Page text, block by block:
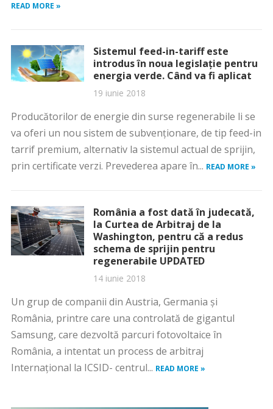
READ MORE »
Sistemul feed-in-tariff este
introdus în noua legislaţie pentru
energia verde. Când va fi aplicat
19 iunie 2018
Producătorilor de energie din surse regenerabile li se
va oferi un nou sistem de subvenţionare, de tip feed-in
tarrif premium, alternativ la sistemul actual de sprijin,
prin certificate verzi. Prevederea apare în... READ MORE »
România a fost dată în judecată,
la Curtea de Arbitraj de la
Washington, pentru că a redus
schema de sprijin pentru
regenerabile UPDATED
14 iunie 2018
Un grup de companii din Austria, Germania şi
România, printre care una controlată de gigantul
Samsung, care dezvoltă parcuri fotovoltaice în
România, a intentat un process de arbitraj
Internaţional la ICSID- centrul... READ MORE »